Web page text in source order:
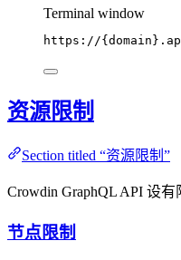
Terminal window
https://{domain}
资源限制
Section titled “资源限制”
Crowdin GraphQL API 设
节点限制